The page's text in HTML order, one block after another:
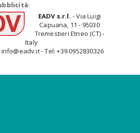
EADV s.r.l. - Via Luigi
Capuana, 11 - 95030
Tremestieri Etneo (CT) -
Italy
- Tel: +39.0952830326